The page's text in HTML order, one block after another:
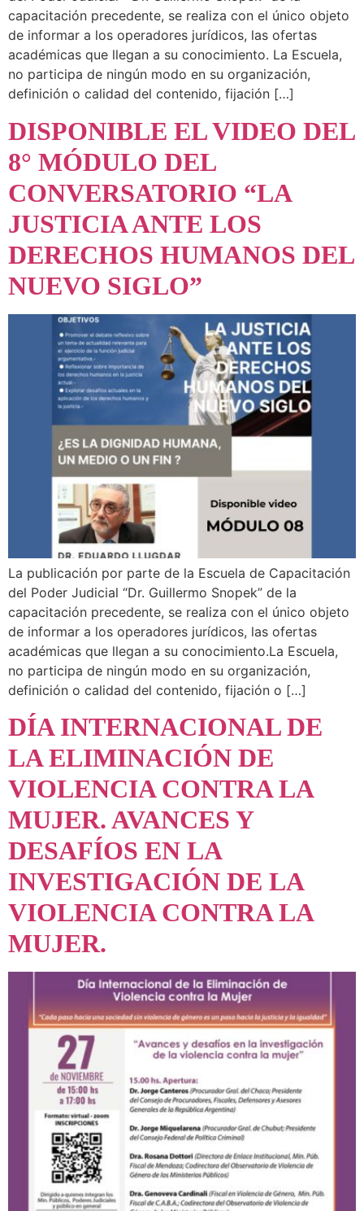
capacitación precedente, se realiza con el único objeto
de informar a los operadores jurídicos, las ofertas
académicas que llegan a su conocimiento. La Escuela,
no participa de ningún modo en su organización,
definición o calidad del contenido, fijación […]
DISPONIBLE EL VIDEO DEL
8° MÓDULO DEL
CONVERSATORIO “LA
JUSTICIA ANTE LOS
DERECHOS HUMANOS DEL
NUEVO SIGLO”
La publicación por parte de la Escuela de Capacitación
del Poder Judicial “Dr. Guillermo Snopek” de la
capacitación precedente, se realiza con el único objeto
de informar a los operadores jurídicos, las ofertas
académicas que llegan a su conocimiento.La Escuela,
no participa de ningún modo en su organización,
definición o calidad del contenido, fijación o […]
DÍA INTERNACIONAL DE
LA ELIMINACIÓN DE
VIOLENCIA CONTRA LA
MUJER. AVANCES Y
DESAFÍOS EN LA
INVESTIGACIÓN DE LA
VIOLENCIA CONTRA LA
MUJER.